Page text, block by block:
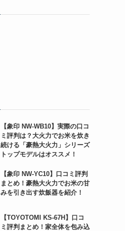
【象印 NW-WB10】実際の口コ
ミ評判は？大火力でお米を炊き
続ける「豪熱大火力」シリーズ
トップモデルはオススメ！
【象印 NW-YC10】口コミ評判
まとめ！豪熱大火力でお米の甘
みを引き出す炊飯器を紹介！
【TOYOTOMI KS-67H】口コ
ミ評判まとめ！家全体を包み込